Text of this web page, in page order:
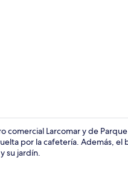
comercial Larcomar y de
por la cafetería. Además, el
su jardín.